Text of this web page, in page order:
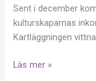
Sent i december
kulturskaparnas
Kartläggningen
kulturarbetarna
Läs mer »